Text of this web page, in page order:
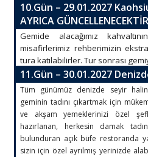
10.Gün – 29.01.2027
AYRICA GÜNCELLENECEKTİR
Gemide alacağımız
misafirlerimiz rehberimizin
tura katılabilirler. Tur sonrası
11.Gün – 30.01.2027
Tüm günümüz denizde seyir
geminin tadını çıkartmak için
ve akşam yemeklerinizi özel
hazırlanan, herkesin damak
bulunduran açık büfe restoranda
sizin için özel ayrılmış yerinizde